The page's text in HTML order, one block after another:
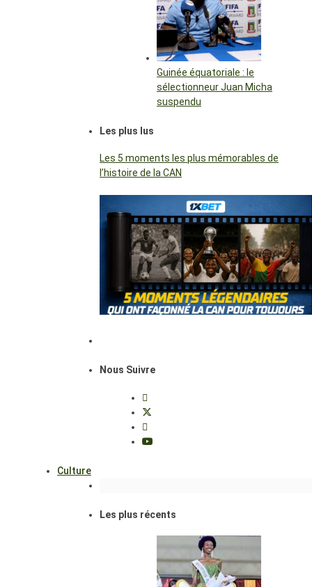
Guinée équatoriale : le
sélectionneur Juan Micha
suspendu
Les plus lus
Les 5 moments les plus mémorables de
l’histoire de la CAN
Nous Suivre
Culture
Les plus récents